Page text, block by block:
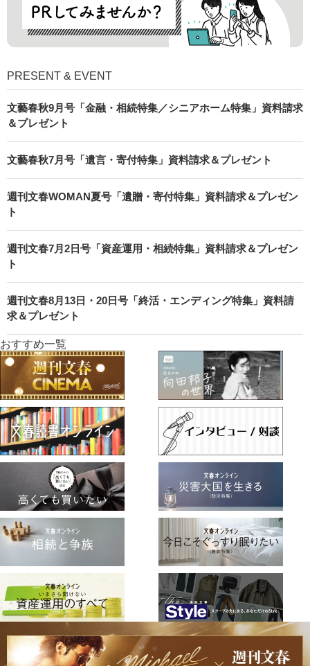
PRESENT & EVENT
文藝春秋9月号「金融・相続特集／シニアホーム特集」資料請求
＆プレゼント
文藝春秋7月号「遺言・寄付特集」資料請求＆プレゼント
週刊文春WOMAN夏号「遺贈・寄付特集」資料請求＆プレゼン
ト
週刊文春7月2日号「資産運用・相続特集」資料請求＆プレゼン
ト
週刊文春8月13日・20日号「終活・エンディング特集」資料請
求＆プレゼント
おすすめ一覧